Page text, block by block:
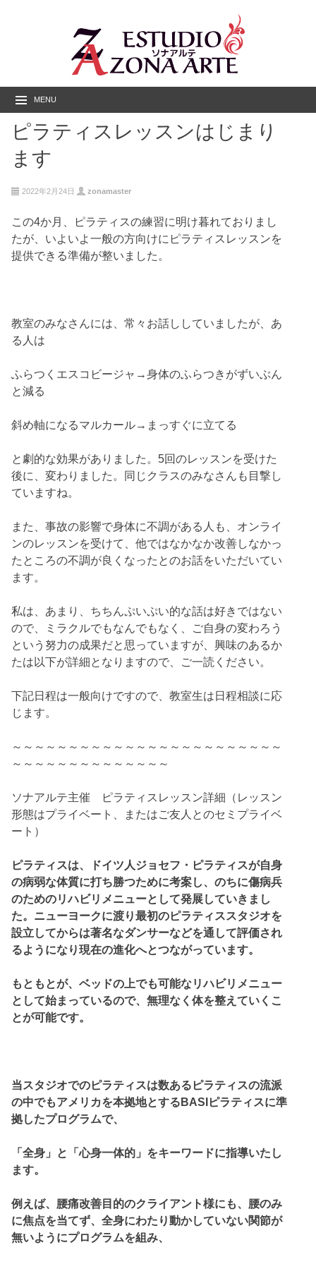
MENU
ピラティスレッスンはじまり
ます
2022年2月24日 zonamaster
この4か月、ピラティスの練習に明け暮れておりまし
たが、いよいよ一般の方向けにピラティスレッスンを
提供できる準備が整いました。
教室のみなさんには、常々お話ししていましたが、あ
る人は
ふらつくエスコビージャ→身体のふらつきがずいぶん
と減る
斜め軸になるマルカール→まっすぐに立てる
と劇的な効果がありました。5回のレッスンを受けた
後に、変わりました。同じクラスのみなさんも目撃し
ていますね。
また、事故の影響で身体に不調がある人も、オンライ
ンのレッスンを受けて、他ではなかなか改善しなかっ
たところの不調が良くなったとのお話をいただいてい
ます。
私は、あまり、ちちんぷいぷい的な話は好きではない
ので、ミラクルでもなんでもなく、ご自身の変わろう
という努力の成果だと思っていますが、興味のあるか
たは以下が詳細となりますので、ご一読ください。
下記日程は一般向けですので、教室生は日程相談に応
じます。
～～～～～～～～～～～～～～～～～～～～～～～～
～～～～～～～～～～～～～～
ソナアルテ主催 ピラティスレッスン詳細（レッスン
形態はプライベート、またはご友人とのセミプライベ
ート）
ピラティスは、ドイツ人ジョセフ・ピラティスが自身
の病弱な体質に打ち勝つために考案し、のちに傷病兵
のためのリハビリメニューとして発展していきまし
た。ニューヨークに渡り最初のピラティススタジオを
設立してからは著名なダンサーなどを通して評価され
るようになり現在の進化へとつながっています。
もともとが、ベッドの上でも可能なリハビリメニュー
として始まっているので、無理なく体を整えていくこ
とが可能です。
当スタジオでのピラティスは数あるピラティスの流派
の中でもアメリカを本拠地とする BASI ピラティスに準
拠したプログラムで、
「全身」と「心身一体的」をキーワードに指導いたし
ます。
例えば、腰痛改善目的のクライアント様にも、腰のみ
に焦点を当てず、全身にわたり動かしていない関節が
無いようにプログラムを組み、